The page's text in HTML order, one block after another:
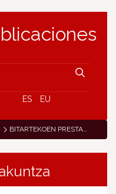
ES EU
BITARTEKOEN PRESTAKUNTZA